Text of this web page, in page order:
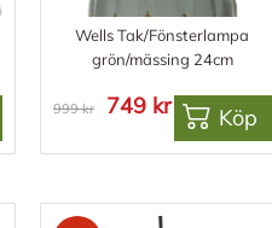
Wells Tak/Fönsterlampa
grön/mässing 24cm
999 kr 749 kr Köp